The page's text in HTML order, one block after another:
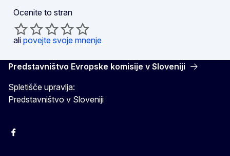
Ocenite to stran
ali povejte svoje mnenje
Predstavništvo Evropske komisije v Sloveniji
Spletišče upravlja:
Predstavništvo v Sloveniji
Facebook